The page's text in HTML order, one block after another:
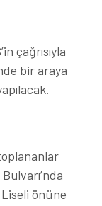
çağrısıyla
bir araya
önüne